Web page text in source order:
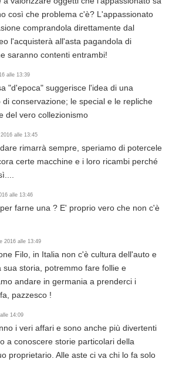
così che problema c'è? L'appassionato
comprandola direttamente dal
l'acquisterà all'asta pagandola di
saranno contenti entrambi!
alle 13:39
"d'epoca" suggerisce l'idea di una
di conservazione; le special e le repliche
del vero collezionismo
alle 13:45
rimarrà sempre, speriamo di potercele
certe macchine e i loro ricambi perché
alle 13:46
farne una ? E' proprio vero che non c'è
2016 alle 13:49
Filo, in Italia non c'è cultura dell'auto e
sua storia, potremmo fare follie e
andare in germania a prenderci i
pazzesco !
14:09
i veri affari e sono anche più divertenti
a conoscere storie particolari della
proprietario. Alle aste ci va chi lo fa solo